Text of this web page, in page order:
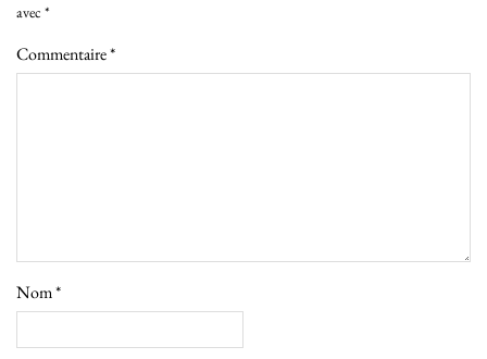
avec *
Commentaire*
Nom*